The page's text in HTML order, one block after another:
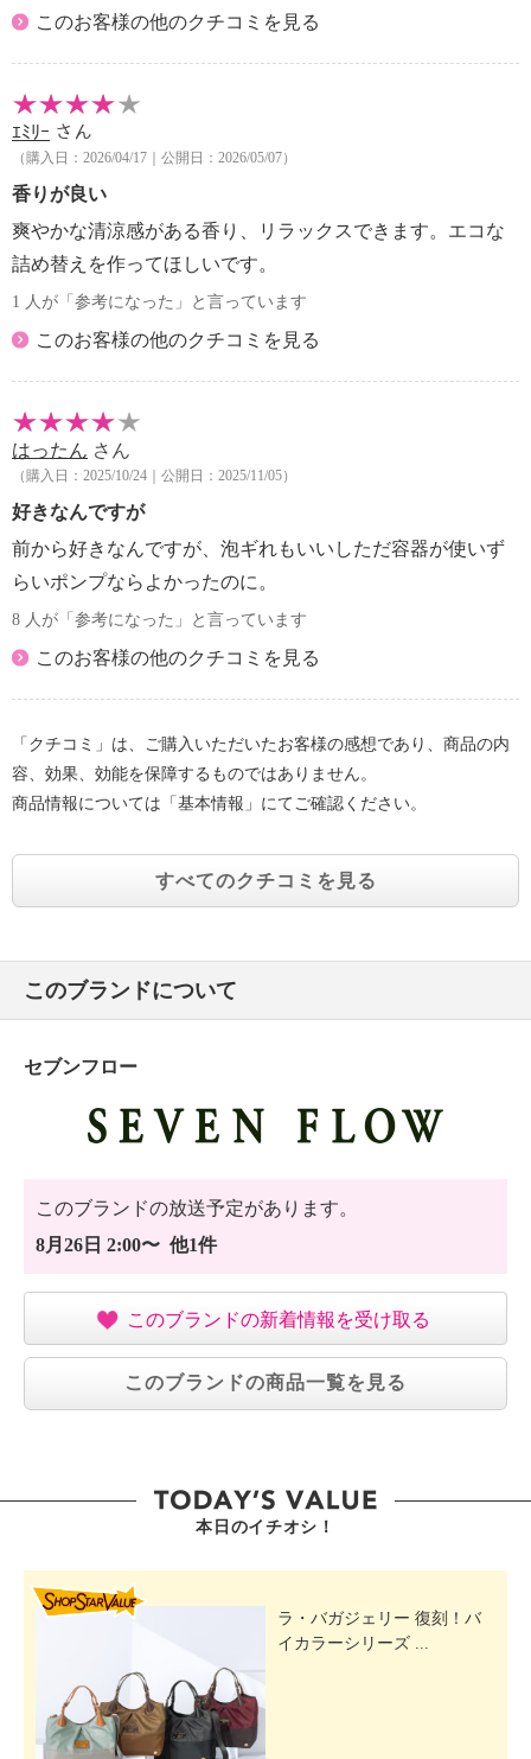
ル、フィトステロールズ、カリオデンドロンオリノセ
【原産国（地）】
・日本製
このお客様の他のクチコミを見る
ｴﾐﾘｰ さん
（購入日：2026/04/17｜公開日：2026/05/07）
香りが良い
爽やかな清涼感がある香り、リラックスできます。エコな
詰め替えを作ってほしいです。
1 人が「参考になった」と言っています
このお客様の他のクチコミを見る
はったん さん
（購入日：2025/10/24｜公開日：2025/11/05）
好きなんですが
前から好きなんですが、泡ギれもいいしただ容器が使いず
らいポンプならよかったのに。
8 人が「参考になった」と言っています
このお客様の他のクチコミを見る
「クチコミ」は、ご購入いただいたお客様の感想であり、商品の内
容、効果、効能を保障するものではありません。
商品情報については「基本情報」にてご確認ください。
すべてのクチコミを見る
このブランドについて
セブンフロー
このブランドの放送予定があります。
8月26日 2:00〜 他1件
このブランドの新着情報を受け取る
このブランドの商品一覧を見る
本日のイチオシ！
ラ・バガジェリー 復刻！バ
イカラーシリーズ ...